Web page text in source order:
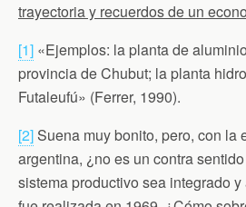
trayectoria y recuerdos de un
[1] «Ejemplos: la planta de
provincia de Chubut; la planta
Futaleufú» (Ferrer, 1990).
[2] Suena muy bonito, pero, con la
argentina, ¿no es un contra
sistema productivo sea integrado